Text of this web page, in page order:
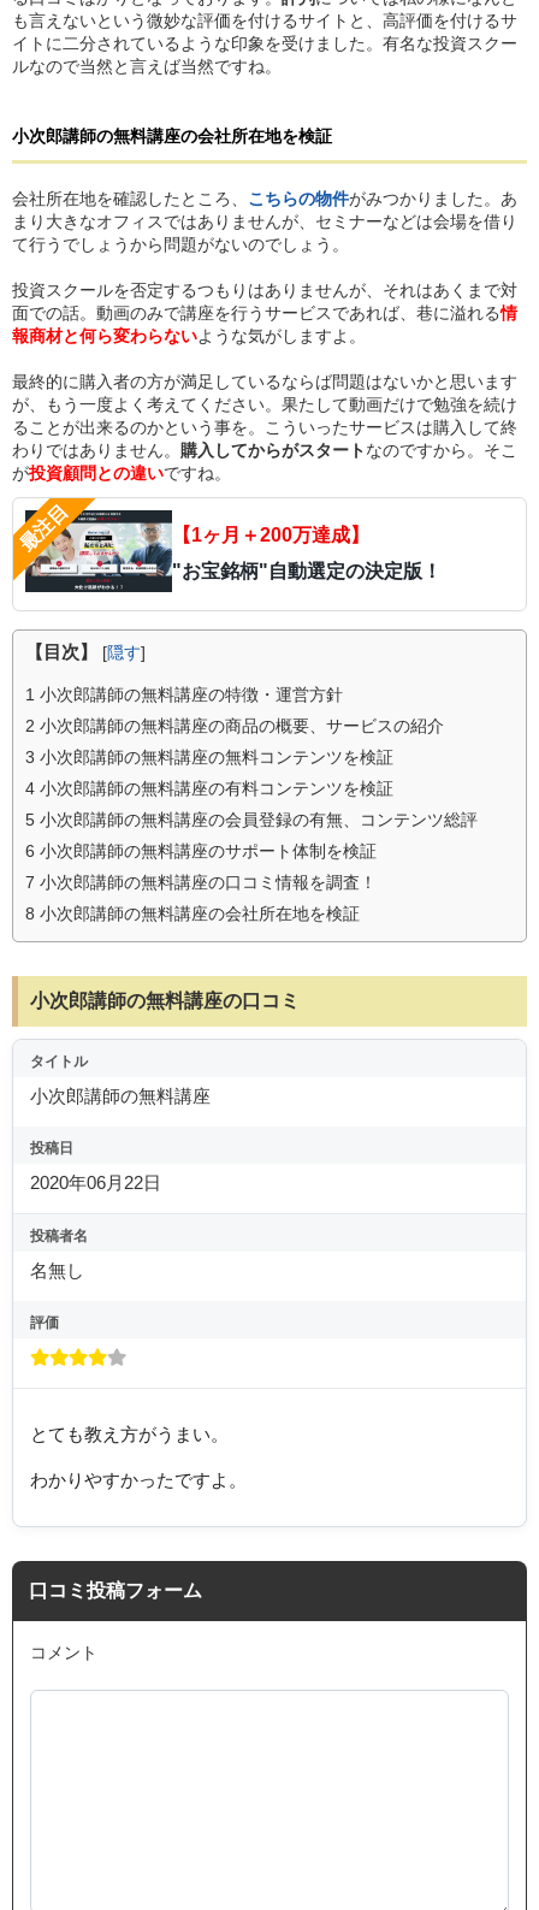
も言えないという微妙な評価を付けるサイトと、高評価を付けるサ
イトに二分されているような印象を受けました。有名な投資スクー
ルなので当然と言えば当然ですね。
小次郎講師の無料講座の会社所在地を検証
会社所在地を確認したところ、 こちらの物件がみつかりました。あ
まり大きなオフィスではありませんが、セミナーなどは会場を借り
て行うでしょうから問題がないのでしょう。
投資スクールを否定するつもりはありませんが、それはあくまで対
面での話。動画のみで講座を行うサービスであれば、巷に溢れる情
報商材と何ら変わらないような気がしますよ。
最終的に購入者の方が満足しているならば問題はないかと思います
が、もう一度よく考えてください。果たして動画だけで勉強を続け
ることが出来るのかという事を。こういったサービスは購入して終
わりではありません。
購入してからがスタートなのですから。そこ
が投資顧問との違いですね。
【1ヶ月＋200万達成】
"お宝銘柄"自動選定の決定版！
【目次】 [隠す]
1 小次郎講師の無料講座の特徴・運営方針
2 小次郎講師の無料講座の商品の概要、サービスの紹介
3 小次郎講師の無料講座の無料コンテンツを検証
4 小次郎講師の無料講座の有料コンテンツを検証
5 小次郎講師の無料講座の会員登録の有無、コンテンツ総評
6 小次郎講師の無料講座のサポート体制を検証
7 小次郎講師の無料講座の口コミ情報を調査！
8 小次郎講師の無料講座の会社所在地を検証
小次郎講師の無料講座の口コミ
タイトル
小次郎講師の無料講座
投稿日
2020年06月22日
投稿者名
名無し
評価
とても教え方がうまい。
わかりやすかったですよ。
口コミ投稿フォーム
コメント